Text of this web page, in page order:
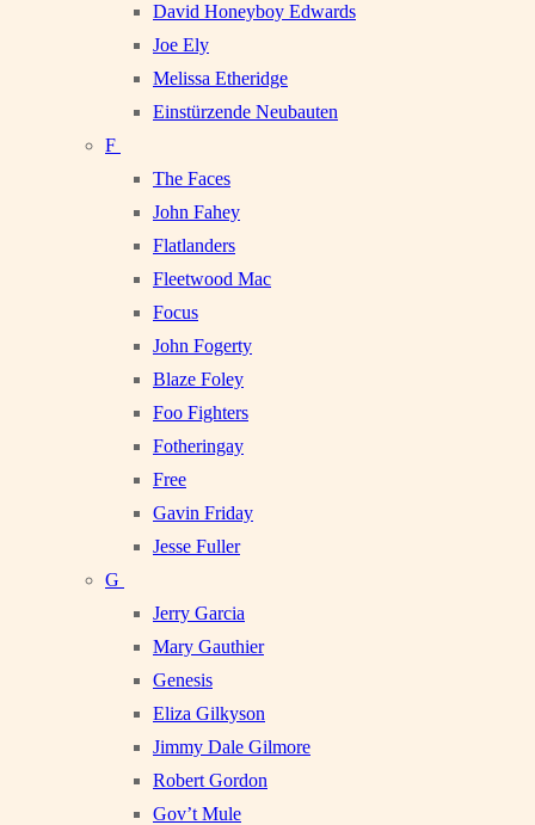
David Honeyboy Edwards
Joe Ely
Melissa Etheridge
Einstürzende Neubauten
F
The Faces
John Fahey
Flatlanders
Fleetwood Mac
Focus
John Fogerty
Blaze Foley
Foo Fighters
Fotheringay
Free
Gavin Friday
Jesse Fuller
G
Jerry Garcia
Mary Gauthier
Genesis
Eliza Gilkyson
Jimmy Dale Gilmore
Robert Gordon
Gov’t Mule